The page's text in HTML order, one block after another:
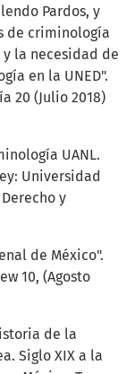
Pardos, y
de criminología
y la necesidad de
en la UNED".
20 (Julio 2018)
UANL.
Universidad
y
de México".
10, (Agosto
de la
Siglo XIX a la